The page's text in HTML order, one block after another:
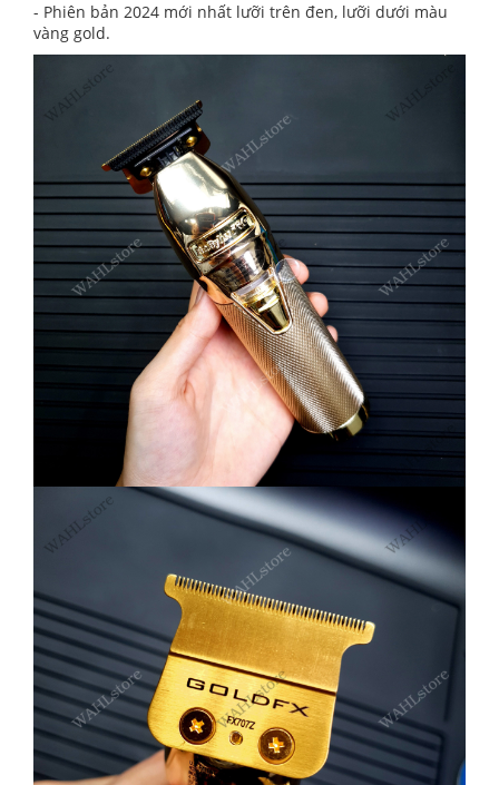
- Phiên bản 2024 mới nhất lưỡi trên đen, lưỡi dưới màu
vàng gold.